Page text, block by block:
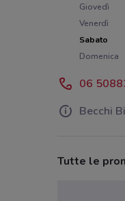
Giovedì
Venerdì
Sabato
Domenica
06
Becchi
Tutte le